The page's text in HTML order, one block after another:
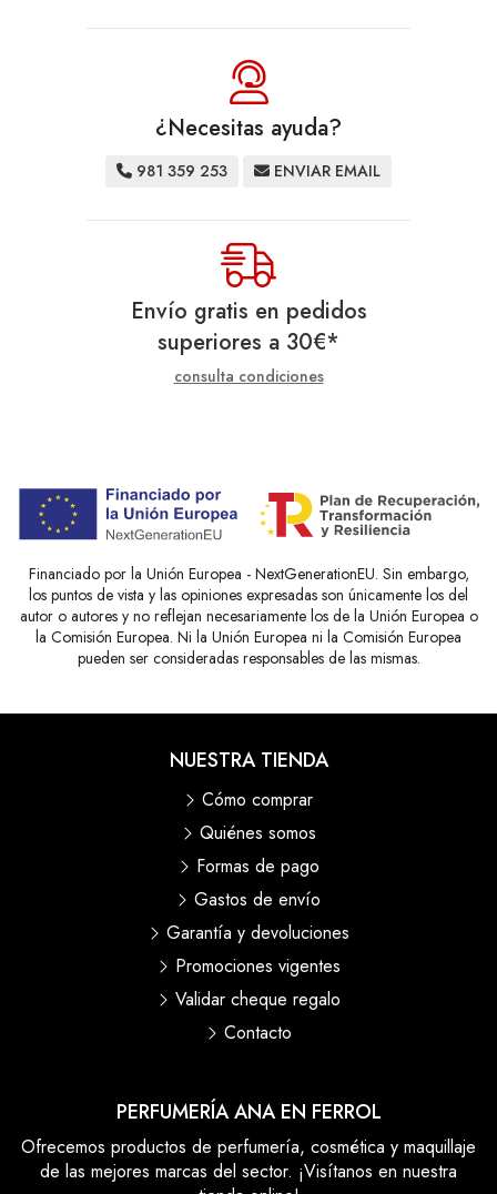
¿Necesitas ayuda?
981 359 253 ENVIAR EMAIL
Envío gratis en pedidos
superiores a 30€*
consulta condiciones
Financiado por la Unión Europea - NextGenerationEU. Sin embargo,
los puntos de vista y las opiniones expresadas son únicamente los del
autor o autores y no reflejan necesariamente los de la Unión Europea o
la Comisión Europea. Ni la Unión Europea ni la Comisión Europea
pueden ser consideradas responsables de las mismas.
PERFUMERÍA ANA EN FERROL
Ofrecemos productos de perfumería, cosmética y maquillaje
de las mejores marcas del sector. ¡Visítanos en nuestra
NUESTRA TIENDA
Cómo comprar
Quiénes somos
Formas de pago
Gastos de envío
Garantía y devoluciones
Promociones vigentes
Validar cheque regalo
Contacto